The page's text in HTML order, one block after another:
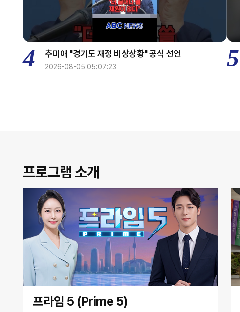
4 추미애 "경기도 재정 비상상황" 공식 선언
2026-08-05 05:07:23 5
프로그램 소개
프라임 5 (Prime 5)